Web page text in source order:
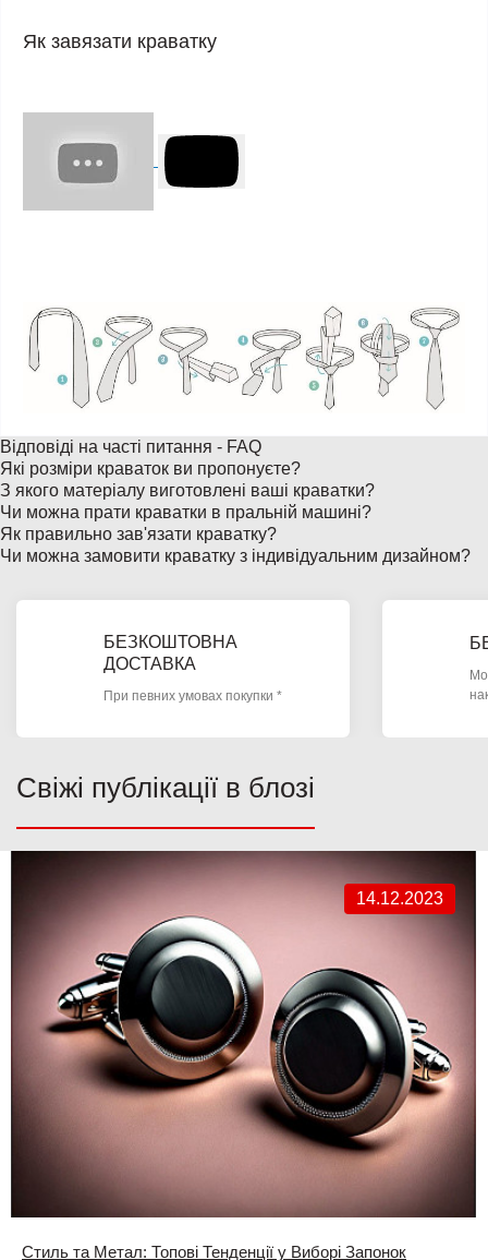
Як завязати краватку
Відповіді на часті питання - FAQ
Які розміри краваток ви пропонуєте?
З якого матеріалу виготовлені ваші краватки?
Чи можна прати краватки в пральній машині?
Як правильно зав'язати краватку?
Чи можна замовити краватку з індивідуальним дизайном?
БЕЗКОШТОВНА
ДОСТАВКА
При певних умовах покупки *
Свіжі публікації в блозі
14.12.2023
Стиль та Метал: Топові Тенденції у Виборі Запонок